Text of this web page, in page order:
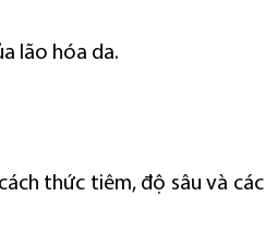
lão hóa da.
thức tiêm, độ sâu và các